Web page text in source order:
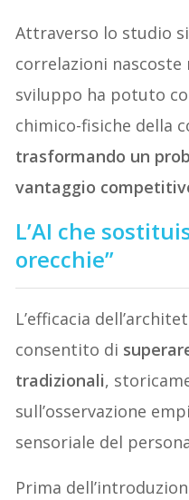
Attraverso lo studio
correlazioni
sviluppo ha potuto
chimico-fisiche della
trasformando un
vantaggio
L’AI che
orecchie”
L’efficacia
consentito di
tradizionali,
sull’osservazione
sensoriale del
Prima